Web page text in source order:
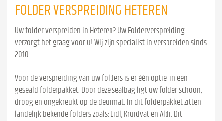
FOLDER VERSPREIDING HETEREN
Uw folder verspreiden in Heteren? Uw Folderverspreiding
verzorgt het graag voor u! Wij zijn specialist in verspreiden sinds
2010.
Voor de verspreiding van uw folders is er één optie: in een
geseald folderpakket. Door deze sealbag ligt uw folder schoon,
droog en ongekreukt op de deurmat. In dit folderpakket zitten
landelijk bekende folders zoals: Lidl, Kruidvat en Aldi. Dit